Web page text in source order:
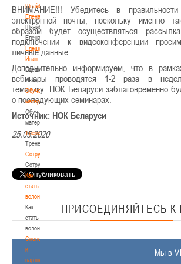
Швайбович
Елена
Швайбович
Елена
Едешко
Иван
Едешко
Иван
Обучающие
материалы
Обучающие
материалы
Тренерам
Тренерам
Сотрудничество
Сотрудничество
Как
стать
волонтером
Как
стать
волонтером
Спонсоры
и
партнеры
ВНИМАНИЕ!!! Убедитесь в правильности
электронной почты, поскольку именно
образом будет осуществляться
подключении к видеоконференции
личные данные.
Дополнительно информируем, что в
вебинары проводятся 1-2 раза в
тематику. НОК Беларуси заблаговременно
о последующих семинарах.
Источник: НОК Беларуси
25.05.2020
ПРИСОЕДИНЯЙТЕСЬ К
Мы в